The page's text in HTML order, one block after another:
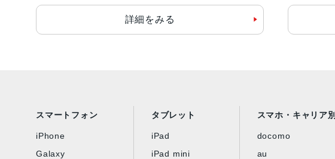
詳細をみる
スマートフォン
iPhone
Galaxy
タブレット
iPad
iPad mini
スマホ・キャリア別
docomo
au